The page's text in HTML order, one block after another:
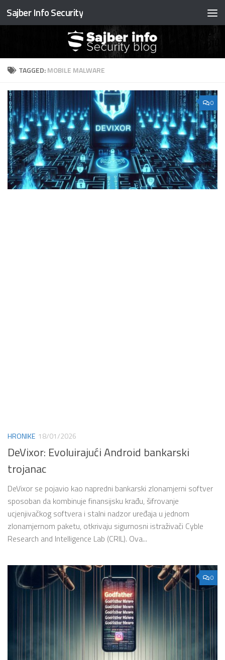
Preskočite na sadržaj
Sajber Info Security
TAGGED:MOBILE MALWARE
0
HRONIKE 18/01/2026
DeVixor: Evoluirajući Android bankarski
trojanac
DeVixor se pojavio kao napredni bankarski zlonamjerni softver
sposoban da kombinuje finansijsku krađu, šifrovanje
ucjenjivačkog softvera i stalni nadzor uređaja u jednom
zlonamjernom paketu, otkrivaju sigurnosni istraživači Cyble
Research and Intelligence Lab (CRIL). Ova...
0